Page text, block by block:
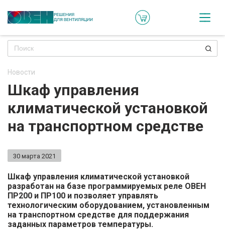
Новости
Шкаф управления
климатической установкой
на транспортном средстве
30 марта 2021
Шкаф управления климатической установкой
разработан на базе программируемых реле ОВЕН
ПР200 и ПР100 и позволяет управлять
технологическим оборудованием, установленным
на транспортном средстве для поддержания
заданных параметров температуры.